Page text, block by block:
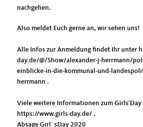
nachgehen.
Also meldet Euch gerne an, wir sehen uns!
Alle Infos zur Anmeldung findet Ihr unter
day.de/@/Show/alexander-j-herrmann/
einblicke-in-die-kommunal-und-
herrmann .
Viele weitere Informationen zum
https://www.girls-day.de/ .
Absage Girl´sDay 2020